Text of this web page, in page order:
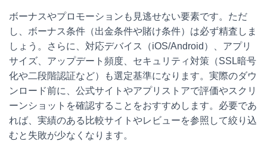
ボーナスやプロモーションも見逃せない要素です。ただ
し、ボーナス条件（出金条件や賭け条件）は必ず精査しま
しょう。さらに、対応デバイス（iOS/Android）、アプリ
サイズ、アップデート頻度、セキュリティ対策（SSL暗号
化や二段階認証など）も選定基準になります。実際のダウ
ンロード前に、公式サイトやアプリストアで評価やスクリ
ーンショットを確認することをおすすめします。必要であ
れば、実績のある比較サイトやレビューを参照して絞り込
むと失敗が少なくなります。